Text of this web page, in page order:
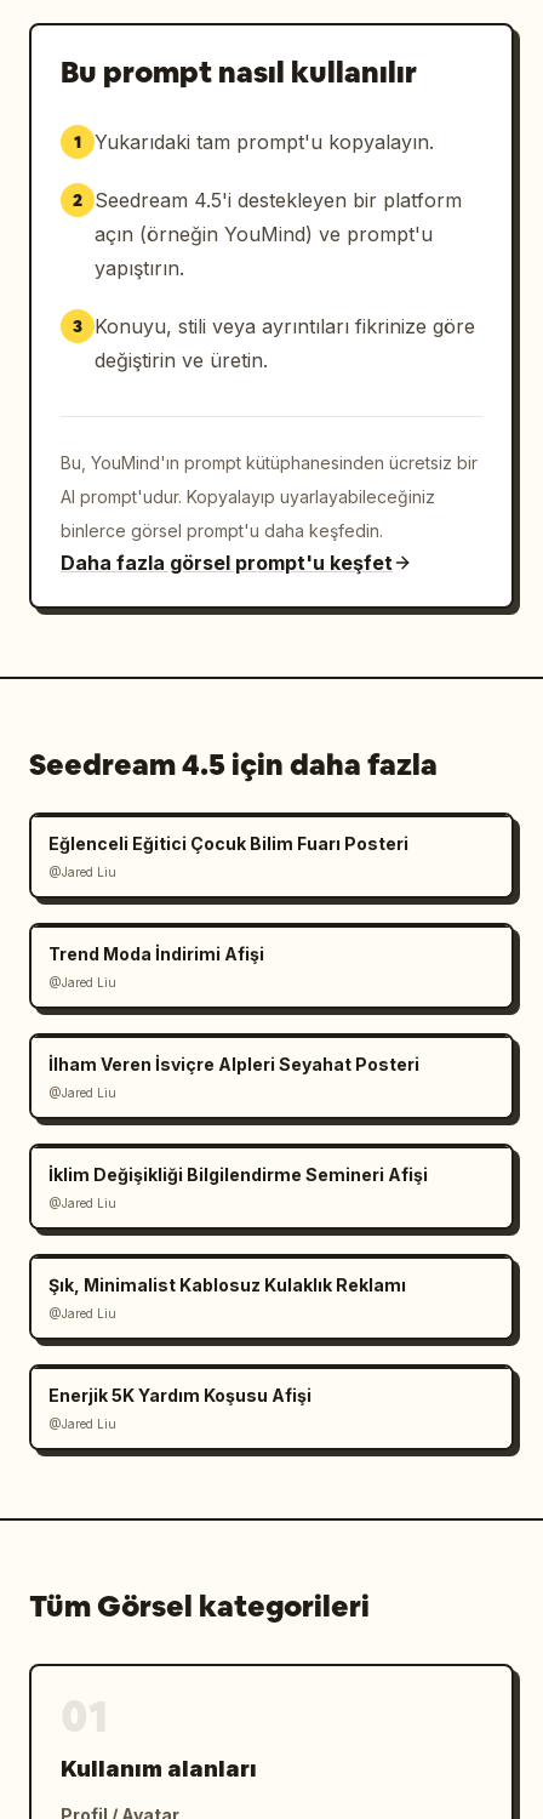
Bu prompt nasıl kullanılır
1 Yukarıdaki tam prompt'u kopyalayın.
2
Seedream 4.5'i destekleyen bir platform
açın (örneğin YouMind) ve prompt'u
yapıştırın.
3
Konuyu, stili veya ayrıntıları fikrinize göre
değiştirin ve üretin.
Bu, YouMind'ın prompt kütüphanesinden ücretsiz bir
AI prompt'udur. Kopyalayıp uyarlayabileceğiniz
binlerce görsel prompt'u daha keşfedin.
Daha fazla görsel prompt'u keşfet
Seedream 4.5 için daha fazla
Eğlenceli Eğitici Çocuk Bilim Fuarı Posteri
@Jared Liu
Trend Moda İndirimi Afişi
@Jared Liu
İlham Veren İsviçre Alpleri Seyahat Posteri
@Jared Liu
İklim Değişikliği Bilgilendirme Semineri Afişi
@Jared Liu
Şık, Minimalist Kablosuz Kulaklık Reklamı
@Jared Liu
Enerjik 5K Yardım Koşusu Afişi
@Jared Liu
Tüm Görsel kategorileri
Kullanım alanları
Profil / Avatar